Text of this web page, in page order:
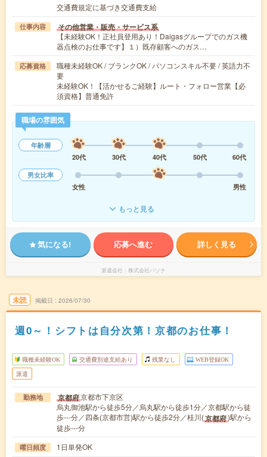
交通費規定に基づき交通費支給
仕事内容 その他営業・販売・サービス系
【未経験OK！正社員登用あり！Daigasグループでのガス機
器点検のお仕事です】１）既存顧客へのガス…
応募資格
職種未経験OK / ブランクOK / パソコンスキル不要 / 英語力不
要
未経験OK！【活かせるご経験】ルート・フォロー営業【必
須資格】普通免許
職場の雰囲気
年齢層
20代
30代 40代 50代
60代
男女比率
女性
男性
もっと見る
気になる! 応募へ進む 詳しく見る
派遣会社 株式会社パソナ
未読 掲載日 2026/07/30
週0～！シフトは自分次第！京都のお仕事！
職種未経験OK 交通費別途支給あり 残業なし WEB登録OK
派遣
勤務地 京都府京都市下京区
烏丸御池駅から徒歩5分／烏丸駅から徒歩1分／京都駅から徒
歩---分／四条(京都市営)駅から徒歩2分／桂川(京都府)駅から
徒歩---分
曜日頻度 1日単発OK